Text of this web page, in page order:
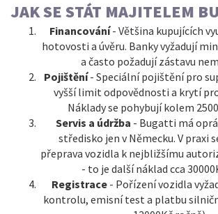
JAK SE STÁT MAJITELEM
Financování- Většina kupujících
hotovosti a úvěru. Banky vyžadují
a často požadují zástavu
Pojištění- Speciální pojištění pro
vyšší limit odpovědnosti a krytí
Náklady se pohybují kolem
Servis a údržba - Bugatti má
středisko jen v Německu. V praxi
přeprava vozidla k nejbližšímu
- to je další náklad cca
Registrace- Pořízení vozidla
kontrolu, emisní test a platbu